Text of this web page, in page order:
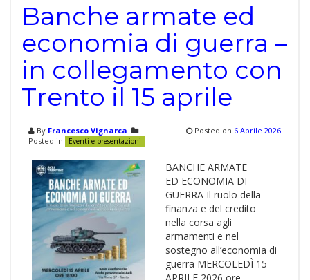
Banche armate ed
economia di guerra –
in collegamento con
Trento il 15 aprile
By Francesco Vignarca
Posted in
Eventi e presentazioni
Posted on 6 Aprile 2026
BANCHE ARMATE
ED ECONOMIA DI
GUERRA Il ruolo della
finanza e del credito
nella corsa agli
armamenti e nel
sostegno all’economia di
guerra MERCOLEDÌ 15